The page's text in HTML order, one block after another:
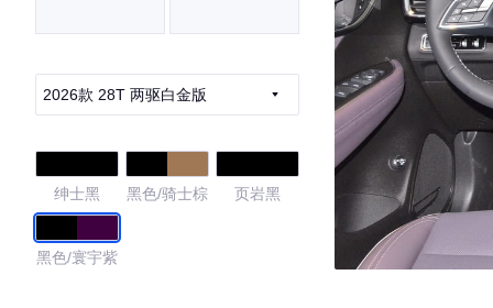
2026款 28T 两驱白金版
绅士黑 黑色/骑士棕 页岩黑
黑色/寰宇紫